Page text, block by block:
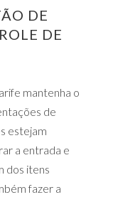
DE
DE
mantenha o
de
estejam
a entrada e
dos itens
fazer a